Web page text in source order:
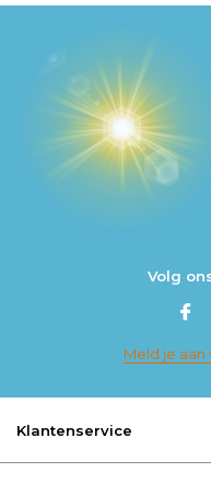
Volg
Meld je
Klantenservice